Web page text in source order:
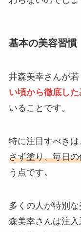
基本の美容習慣
井森美幸さんが若
い頃から徹底し
いることです。
特に注目すべきは
さず塗り、毎日
う点です。
多くの人が特別
森美幸さんは注